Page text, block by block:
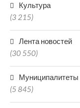
Культура
(3 215)
Лента новостей
(30 550)
Муниципалитеты
(5 845)